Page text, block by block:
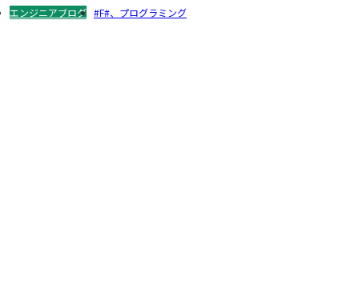
エンジニアブログ F#、プログラミング